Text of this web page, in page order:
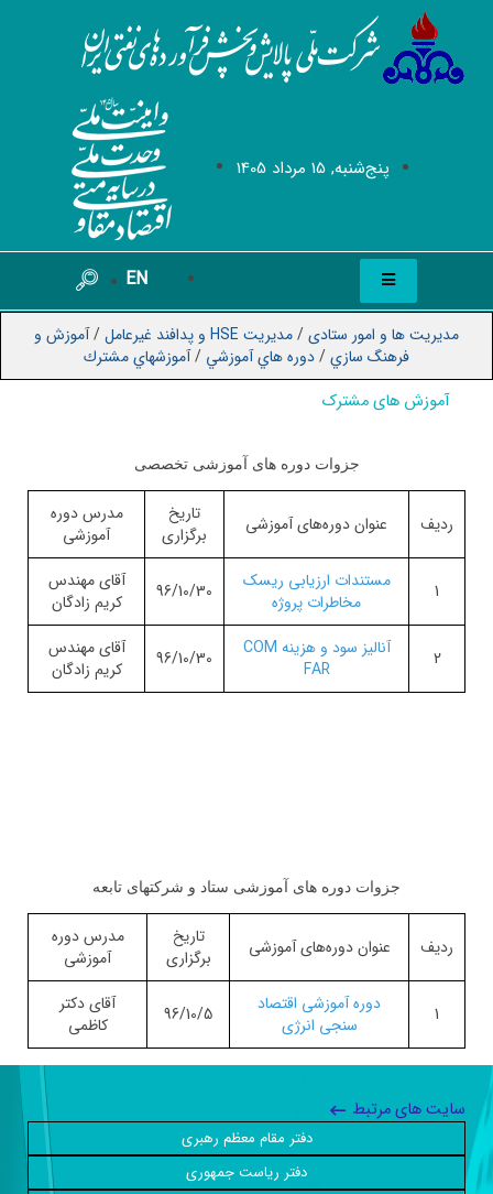
پنج‌شنبه, 15 مرداد 1405
EN
مدیریت ها و امور ستادی/مدیریت HSE و پدافند غیرعامل /آموزش و
فرهنگ سازي/دوره هاي آموزشي /آموزشهاي مشترك
آموزش های مشترک
جزوات دوره های آموزشی تخصصی
ردیف عنوان دوره‌های آموزشی
تاریخ
برگزاری
مدرس دوره
آموزشی
1
مستندات ارزیابی ریسک
مخاطرات پروژه
96/10/30
آقای مهندس
کریم زادگان
2
آنالیز سود و هزینه COM
FAR
96/10/30
آقای مهندس
کریم زادگان
جزوات دوره های آموزشی ستاد و شرکتهای تابعه
ردیف عنوان دوره‌های آموزشی
تاریخ
برگزاری
مدرس دوره
آموزشی
1
دوره آموزشی اقتصاد
سنجی انرژی
96/10/5
آقای دکتر
کاظمی
سایت های مرتبط
دفتر مقام معظم رهبری
دفتر ریاست جمهوری